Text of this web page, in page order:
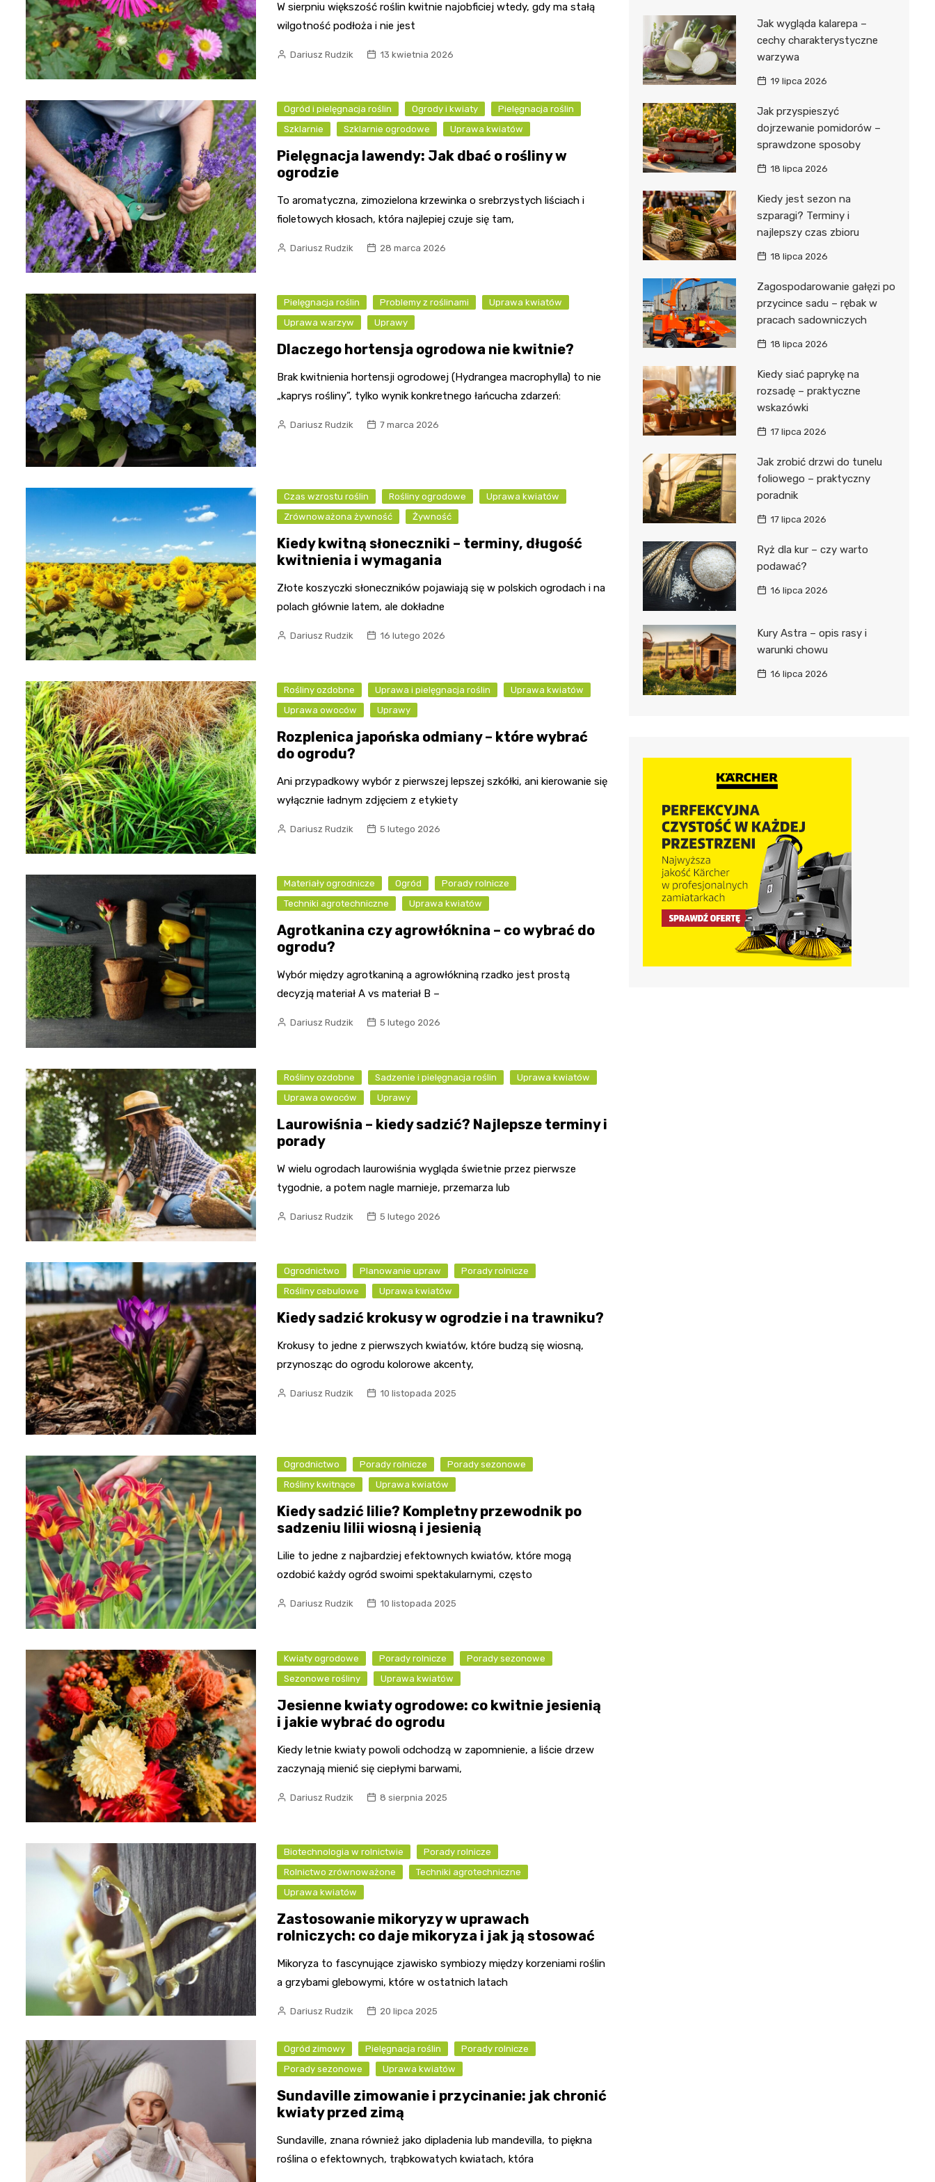
W sierpniu większość roślin kwitnie najobficiej wtedy, gdy ma stałą
wilgotność podłoża i nie jest
Dariusz Rudzik 13 kwietnia 2026
Ogród i pielęgnacja roślin Ogrody i kwiaty
Pielęgnacja roślin
Szklarnie
Szklarnie ogrodowe Uprawa kwiatów
Pielęgnacja lawendy: Jak dbać o rośliny w
ogrodzie
To aromatyczna, zimozielona krzewinka o srebrzystych liściach i
fioletowych kłosach, która najlepiej czuje się tam,
Dariusz Rudzik 28 marca 2026
Pielęgnacja roślin Problemy z roślinami
Uprawa kwiatów
Uprawa warzyw
Uprawy
Dlaczego hortensja ogrodowa nie kwitnie?
Brak kwitnienia hortensji ogrodowej (Hydrangea macrophylla) to nie
„kaprys rośliny”, tylko wynik konkretnego łańcucha zdarzeń:
Dariusz Rudzik 7 marca 2026
Czas wzrostu roślin Rośliny ogrodowe
Uprawa kwiatów
Zrównoważona żywność
Żywność
Kiedy kwitną słoneczniki – terminy, długość
kwitnienia i wymagania
Złote koszyczki słoneczników pojawiają się w polskich ogrodach i na
polach głównie latem, ale dokładne
Dariusz Rudzik 16 lutego 2026
Rośliny ozdobne Uprawa i pielęgnacja roślin
Uprawa kwiatów
Uprawa owoców
Uprawy
Rozplenica japońska odmiany – które wybrać
do ogrodu?
Ani przypadkowy wybór z pierwszej lepszej szkółki, ani kierowanie się
wyłącznie ładnym zdjęciem z etykiety
Dariusz Rudzik 5 lutego 2026
Materiały ogrodnicze Ogród
Porady rolnicze
Techniki agrotechniczne
Uprawa kwiatów
Agrotkanina czy agrowłóknina – co wybrać do
ogrodu?
Wybór między agrotkaniną a agrowłókniną rzadko jest prostą
decyzją materiał A vs materiał B –
Dariusz Rudzik 5 lutego 2026
Rośliny ozdobne Sadzenie i pielęgnacja roślin
Uprawa kwiatów
Uprawa owoców
Uprawy
Laurowiśnia – kiedy sadzić? Najlepsze terminy i
porady
W wielu ogrodach laurowiśnia wygląda świetnie przez pierwsze
tygodnie, a potem nagle marnieje, przemarza lub
Dariusz Rudzik 5 lutego 2026
Ogrodnictwo Planowanie upraw
Porady rolnicze
Rośliny cebulowe
Uprawa kwiatów
Kiedy sadzić krokusy w ogrodzie i na trawniku?
Krokusy to jedne z pierwszych kwiatów, które budzą się wiosną,
przynosząc do ogrodu kolorowe akcenty,
Dariusz Rudzik 10 listopada 2025
Ogrodnictwo Porady rolnicze
Porady sezonowe
Rośliny kwitnące
Uprawa kwiatów
Kiedy sadzić lilie? Kompletny przewodnik po
sadzeniu lilii wiosną i jesienią
Lilie to jedne z najbardziej efektownych kwiatów, które mogą
ozdobić każdy ogród swoimi spektakularnymi, często
Dariusz Rudzik 10 listopada 2025
Kwiaty ogrodowe Porady rolnicze
Porady sezonowe
Sezonowe rośliny
Uprawa kwiatów
Jesienne kwiaty ogrodowe: co kwitnie jesienią
i jakie wybrać do ogrodu
Kiedy letnie kwiaty powoli odchodzą w zapomnienie, a liście drzew
zaczynają mienić się ciepłymi barwami,
Dariusz Rudzik 8 sierpnia 2025
Biotechnologia w rolnictwie
Porady rolnicze
Rolnictwo zrównoważone
Techniki agrotechniczne
Uprawa kwiatów
Zastosowanie mikoryzy w uprawach
rolniczych: co daje mikoryza i jak ją stosować
Mikoryza to fascynujące zjawisko symbiozy między korzeniami roślin
a grzybami glebowymi, które w ostatnich latach
Dariusz Rudzik 20 lipca 2025
Ogród zimowy Pielęgnacja roślin
Porady rolnicze
Porady sezonowe
Uprawa kwiatów
Sundaville zimowanie i przycinanie: jak chronić
kwiaty przed zimą
Sundaville, znana również jako dipladenia lub mandevilla, to piękna
roślina o efektownych, trąbkowatych kwiatach, która
Jak wygląda kalarepa –
cechy charakterystyczne
warzywa
19 lipca 2026
Jak przyspieszyć
dojrzewanie pomidorów –
sprawdzone sposoby
18 lipca 2026
Kiedy jest sezon na
szparagi? Terminy i
najlepszy czas zbioru
18 lipca 2026
Zagospodarowanie gałęzi po
przycince sadu – rębak w
pracach sadowniczych
18 lipca 2026
Kiedy siać paprykę na
rozsadę – praktyczne
wskazówki
17 lipca 2026
Jak zrobić drzwi do tunelu
foliowego – praktyczny
poradnik
17 lipca 2026
Ryż dla kur – czy warto
podawać?
16 lipca 2026
Kury Astra – opis rasy i
warunki chowu
16 lipca 2026